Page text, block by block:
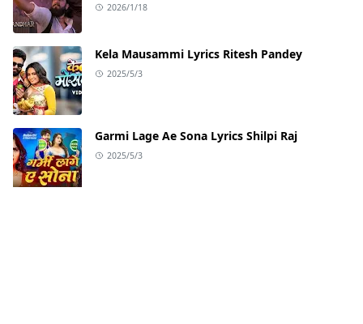
2026/1/18
Kela Mausammi Lyrics Ritesh Pandey
2025/5/3
Garmi Lage Ae Sona Lyrics Shilpi Raj
2025/5/3